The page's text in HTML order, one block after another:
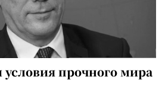
прочного мира